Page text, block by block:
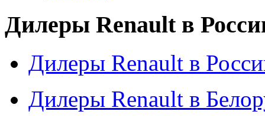
Дилеры Renault в
Дилеры Renault в
Дилеры Renault в